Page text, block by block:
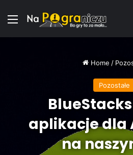
Menu
Home /
Pozostałe
aplikacje dla
na